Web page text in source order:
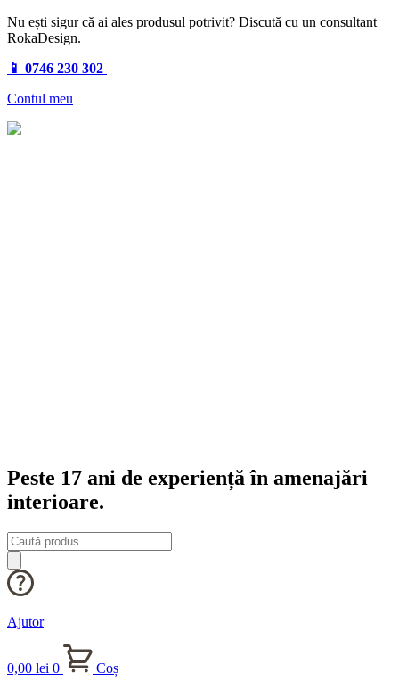
Nu ești sigur că ai ales produsul potrivit? Discută cu un consultant
RokaDesign.
📱 0746 230 302
Contul meu
Peste 17 ani de experiență în amenajări
interioare.
Products
search
Ajutor
0,00 lei 0
Coș